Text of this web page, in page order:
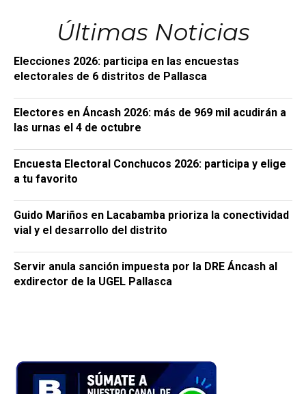
Últimas Noticias
Elecciones 2026: participa en las encuestas
electorales de 6 distritos de Pallasca
Electores en Áncash 2026: más de 969 mil acudirán a
las urnas el 4 de octubre
Encuesta Electoral Conchucos 2026: participa y elige
a tu favorito
Guido Mariños en Lacabamba prioriza la conectividad
vial y el desarrollo del distrito
Servir anula sanción impuesta por la DRE Áncash al
exdirector de la UGEL Pallasca